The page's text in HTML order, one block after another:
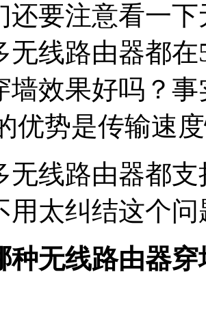
还要注意看一
无线路由器都
墙效果好吗？
优势是传输速
无线路由器都
用太纠结这个
种无线路由器